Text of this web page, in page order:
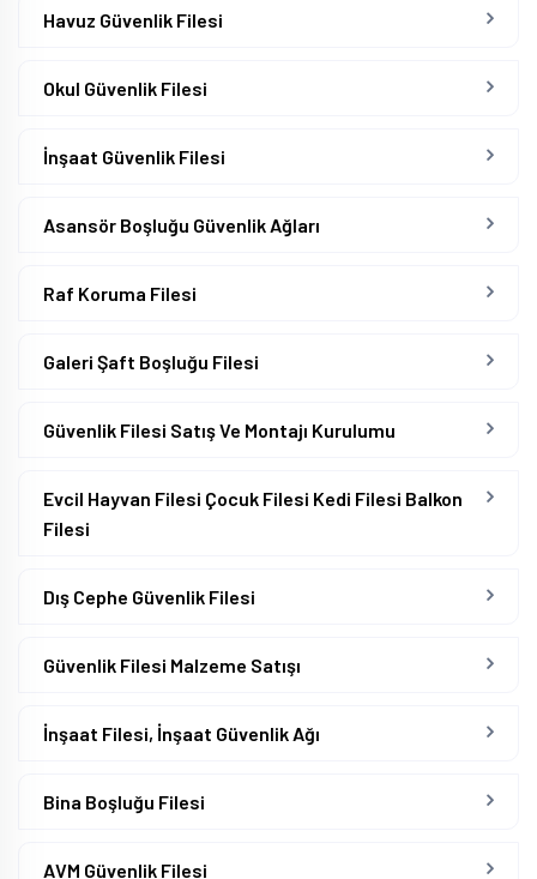
Havuz Güvenlik Filesi
Okul Güvenlik Filesi
İnşaat Güvenlik Filesi
Asansör Boşluğu Güvenlik Ağları
Raf Koruma Filesi
Galeri Şaft Boşluğu Filesi
Güvenlik Filesi Satış Ve Montajı Kurulumu
Evcil Hayvan Filesi Çocuk Filesi Kedi Filesi Balkon
Filesi
Dış Cephe Güvenlik Filesi
Güvenlik Filesi Malzeme Satışı
İnşaat Filesi, İnşaat Güvenlik Ağı
Bina Boşluğu Filesi
AVM Güvenlik Filesi